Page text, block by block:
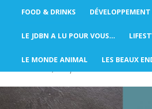
FOOD & DRINKS
LE JDBN A LU POUR VOUS…
LE MONDE ANIMAL LES BEAUX
Food & Drinks dédiée à la cuisine, aux